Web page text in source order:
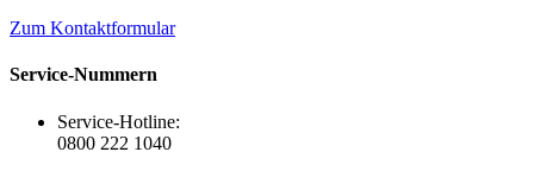
Zum Kontaktformular
Service-Nummern
Service-Hotline:
0800 222 1040